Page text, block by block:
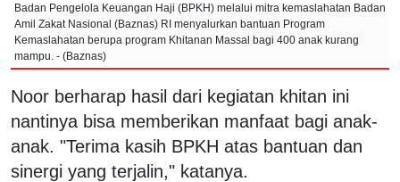
Badan Pengelola Keuangan Haji (BPKH) melalui mitra kemaslahatan Badan
Amil Zakat Nasional (Baznas) RI menyalurkan bantuan Program
Kemaslahatan berupa program Khitanan Massal bagi 400 anak kurang
mampu. - (Baznas)
Noor berharap hasil dari kegiatan khitan ini
nantinya bisa memberikan manfaat bagi anak-
anak. "Terima kasih BPKH atas bantuan dan
sinergi yang terjalin," katanya.